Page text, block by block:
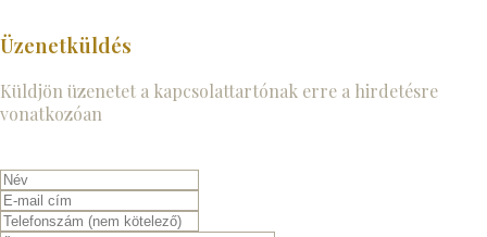
Üzenetküldés
Küldjön üzenetet a kapcsolattartónak erre a hirdetésre
vonatkozóan